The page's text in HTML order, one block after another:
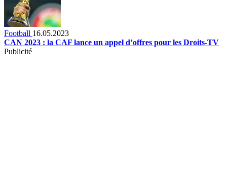
Football 16.05.2023
CAN 2023 : la CAF lance un appel d’offres pour les Droits-TV
Publicité